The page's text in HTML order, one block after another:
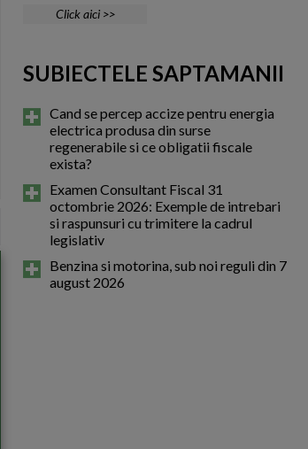
Click aici >>
SUBIECTELE SAPTAMANII
Cand se percep accize pentru energia
electrica produsa din surse
regenerabile si ce obligatii fiscale
exista?
Examen Consultant Fiscal 31
octombrie 2026: Exemple de intrebari
si raspunsuri cu trimitere la cadrul
legislativ
Benzina si motorina, sub noi reguli din 7
august 2026